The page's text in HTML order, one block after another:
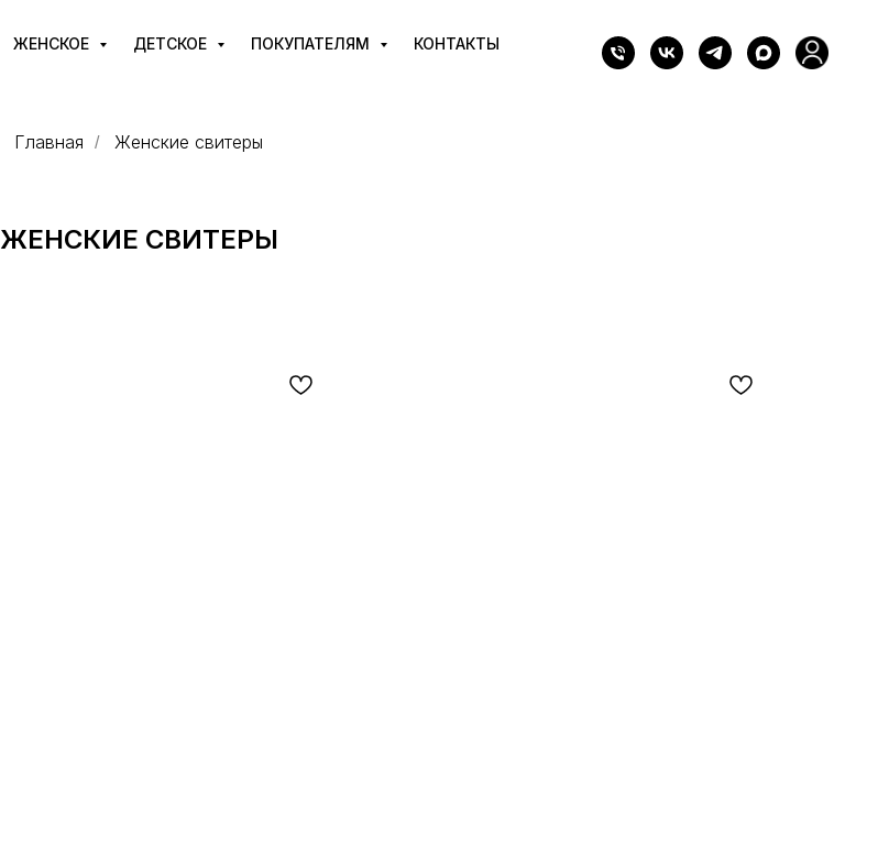
ЖЕНСКОЕ ДЕТСКОЕ ПОКУПАТЕЛЯМ КОНТАКТЫ
Главная / Женские свитеры
ЖЕНСКИЕ СВИТЕРЫ